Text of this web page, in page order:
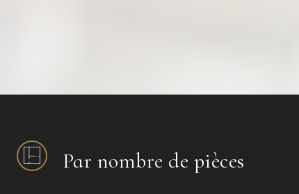
Par nombre de pièces